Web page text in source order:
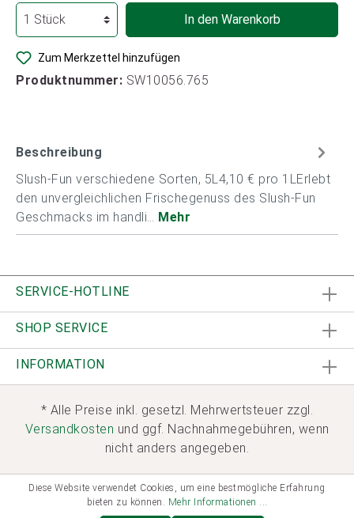
In den Warenkorb
Zum Merkzettel hinzufügen
Produktnummer: SW10056.765
Beschreibung
Slush-Fun verschiedene Sorten, 5L4,10 € pro 1LErlebt
den unvergleichlichen Frischegenuss des Slush-Fun
Geschmacks im handli… Mehr
SERVICE-HOTLINE
SHOP SERVICE
INFORMATION
* Alle Preise inkl. gesetzl. Mehrwertsteuer zzgl.
Versandkosten und ggf. Nachnahmegebühren, wenn
nicht anders angegeben.
Diese Website verwendet Cookies, um eine bestmögliche Erfahrung
bieten zu können. Mehr Informationen ...